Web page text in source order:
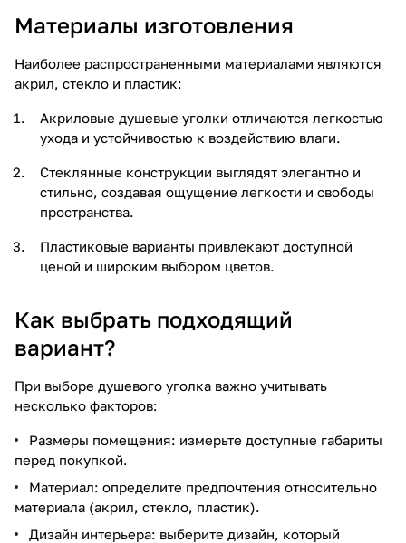
Материалы изготовления
Наиболее распространенными материалами являются
акрил, стекло и пластик:
Акриловые душевые уголки отличаются легкостью
ухода и устойчивостью к воздействию влаги.
Стеклянные конструкции выглядят элегантно и
стильно, создавая ощущение легкости и свободы
пространства.
Пластиковые варианты привлекают доступной
ценой и широким выбором цветов.
Как выбрать подходящий
вариант?
При выборе душевого уголка важно учитывать
несколько факторов:
Размеры помещения: измерьте доступные габариты
перед покупкой.
Материал: определите предпочтения относительно
материала (акрил, стекло, пластик).
Дизайн интерьера: выберите дизайн, который